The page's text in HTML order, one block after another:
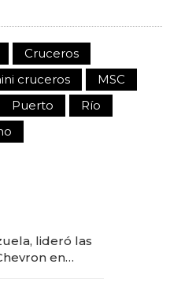
Cruceros
cruceros
MSC
Puerto
Río
lideró las
en